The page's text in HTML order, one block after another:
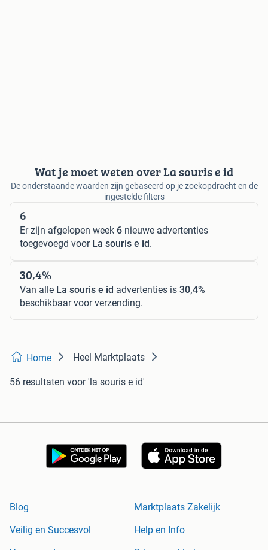
Wat je moet weten over La souris e id
De onderstaande waarden zijn gebaseerd op je zoekopdracht en de
ingestelde filters
6
Er zijn afgelopen week 6 nieuwe advertenties
toegevoegd voor La souris e id.
30,4%
Van alle La souris e id advertenties is 30,4%
beschikbaar voor verzending.
Home Heel Marktplaats
56 resultaten voor 'la souris e id'
Blog
Marktplaats Zakelijk
Veilig en Succesvol
Help en Info